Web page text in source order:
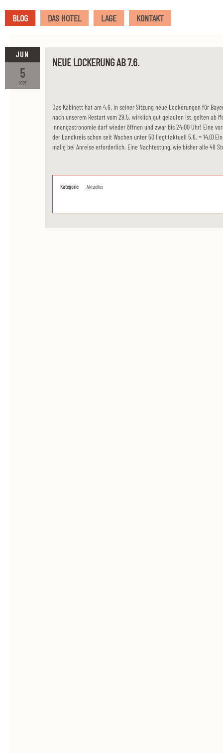
BLOG DAS HOTEL LAGE KONTAKT
NEUE LOCKERUNG AB 7.6.
2021
5
JUN
Das Kabinett hat am 4.6. in seiner Sitzung neue Lockerungen für
nach unserem Restart vom 29.5. wirklich gut gelaufen ist, gelten ab
Innengastronomie darf wieder öffnen und zwar bis 24:00 Uhr! Eine
der Landkreis schon seit Wochen unter 50 liegt (aktuell 5.6. = 14,0)
malig bei Anreise erforderlich. Eine Nachtestung, wie bisher alle 48
Kategorie: Aktuelles